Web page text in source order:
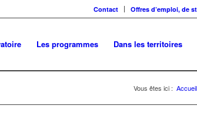
Contact Offres d’emploi, de
Les programmes Dans les territoires
Vous êtes ici : Accueil